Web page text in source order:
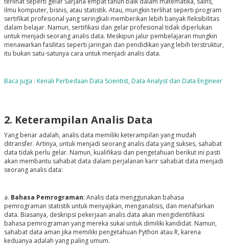
ilmu komputer, bisnis, atau statistik. Atau, mungkin terlihat seperti program
sertifikat profesional yang seringkali memberikan lebih banyak fleksibilitas
dalam belajar. Namun, sertifikasi dan gelar profesional tidak diperlukan
untuk menjadi seorang analis data. Meskipun jalur pembelajaran mungkin
menawarkan fasilitas seperti jaringan dan pendidikan yang lebih terstruktur,
itu bukan satu-satunya cara untuk menjadi analis data.
Baca juga : Kenali Perbedaan Data Scientist, Data Analyst dan Data Engineer
2. Keterampilan Analis Data
Yang benar adalah, analis data memiliki keterampilan yang mudah
ditransfer. Artinya, untuk menjadi seorang analis data yang sukses, sahabat
data tidak perlu gelar. Namun, kualifikasi dan pengetahuan berikut ini pasti
akan membantu sahabat data dalam perjalanan karir sahabat data menjadi
seorang analis data:
a. Bahasa Pemrograman: Analis data menggunakan bahasa
pemrograman statistik untuk menyajikan, menganalisis, dan menafsirkan
data. Biasanya, deskripsi pekerjaan analis data akan mengidentifikasi
bahasa pemrograman yang mereka sukai untuk dimiliki kandidat. Namun,
sahabat data aman jika memiliki pengetahuan Python atau R, karena
keduanya adalah yang paling umum.